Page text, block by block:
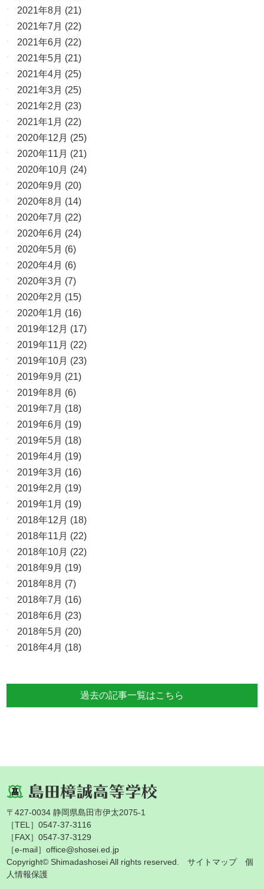
2021年8月 (21)
2021年7月 (22)
2021年6月 (22)
2021年5月 (21)
2021年4月 (25)
2021年3月 (25)
2021年2月 (23)
2021年1月 (22)
2020年12月 (25)
2020年11月 (21)
2020年10月 (24)
2020年9月 (20)
2020年8月 (14)
2020年7月 (22)
2020年6月 (24)
2020年5月 (6)
2020年4月 (6)
2020年3月 (7)
2020年2月 (15)
2020年1月 (16)
2019年12月 (17)
2019年11月 (22)
2019年10月 (23)
2019年9月 (21)
2019年8月 (6)
2019年7月 (18)
2019年6月 (19)
2019年5月 (18)
2019年4月 (19)
2019年3月 (16)
2019年2月 (19)
2019年1月 (19)
2018年12月 (18)
2018年11月 (22)
2018年10月 (22)
2018年9月 (19)
2018年8月 (7)
2018年7月 (16)
2018年6月 (23)
2018年5月 (20)
2018年4月 (18)
過去の記事一覧はこちら
〒427-0034 静岡県島田市伊太2075-1
［TEL］0547-37-3116
［FAX］0547-37-3129
［e-mail］office@shosei.ed.jp
Copyright© Shimadashosei All rights reserved.サイトマップ
個
人情報保護